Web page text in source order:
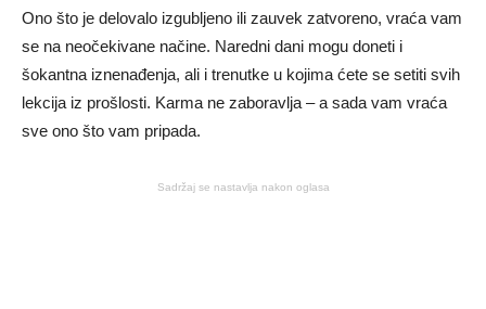
Ono što je delovalo izgubljeno ili zauvek zatvoreno, vraća vam
se na neočekivane načine. Naredni dani mogu doneti i
šokantna iznenađenja, ali i trenutke u kojima ćete se setiti svih
lekcija iz prošlosti. Karma ne zaboravlja – a sada vam vraća
sve ono što vam pripada.
Sadržaj se nastavlja nakon oglasa